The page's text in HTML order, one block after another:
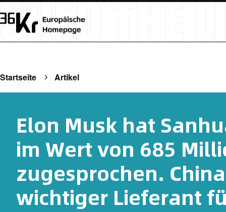
Startseite Artikel
Elon Musk hat
im Wert von 685
zugesprochen.
wichtiger Lieferant